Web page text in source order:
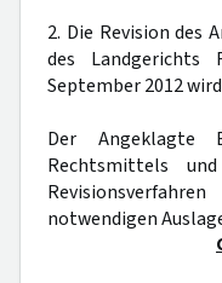
2. Die Revision des
des
September 2012
Der
Rechtsmittels
notwendigen